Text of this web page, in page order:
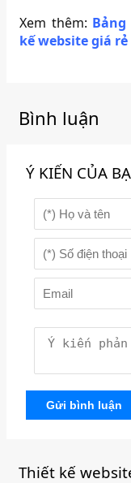
Xem thêm:
kế website giá rẻ
Bình luận
Ý KIẾN CỦA
Gửi bình luận
Thiết kế